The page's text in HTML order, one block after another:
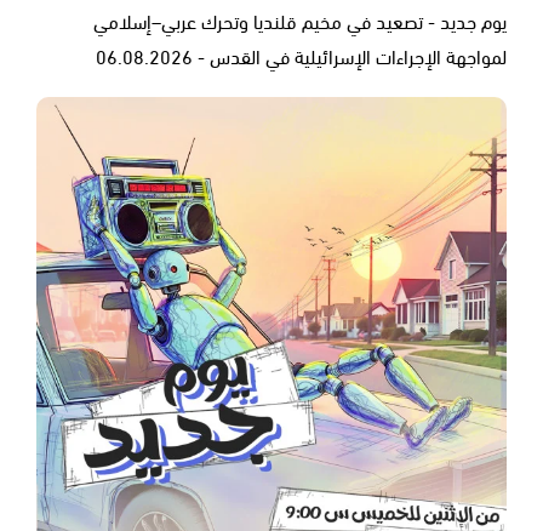
يوم جديد - تصعيد في مخيم قلنديا وتحرك عربي–إسلامي
لمواجهة الإجراءات الإسرائيلية في القدس - 06.08.2026